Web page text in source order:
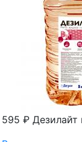
595 ₽